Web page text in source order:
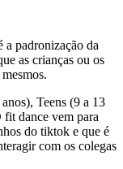
a padronização da
as crianças ou os
Teens (9 a 13
fit dance vem para
do tiktok e que é
com os colegas